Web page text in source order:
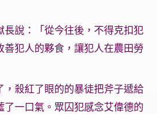
長說：「從今往後，不得克扣犯
善犯人的夥食，讓犯人在農田勞
，殺紅了眼的的暴徒把斧子遞給
了一口氣。眾囚犯感念艾偉德的